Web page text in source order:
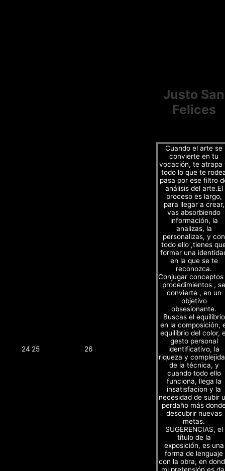
24 25 26
Justo San
Felices
Cuando el arte se
convierte en tu
vocación, te atrapa
todo lo que te
pasa por ese filtro
análisis del arte.El
proceso es largo,
para llegar a crear,
vas absorbiendo
información, la
analizas, la
personalizas, y con
todo ello ,tienes
formar una
en la que se te
reconozca.
Conjugar
procedimientos , se
convierte , en un
objetivo
obsesionante.
Buscas el equilibrio
en la composición,
equilibrio del color,
gesto personal
identificativo, la
riqueza y
de la técnica, y
cuando todo ello
funciona, llega la
insatisfacion y la
necesidad de subir
perdaño más
descubrir nuevas
metas.
SUGERENCIAS, el
título de la
exposición, es una
forma de lenguaje
con la obra, en